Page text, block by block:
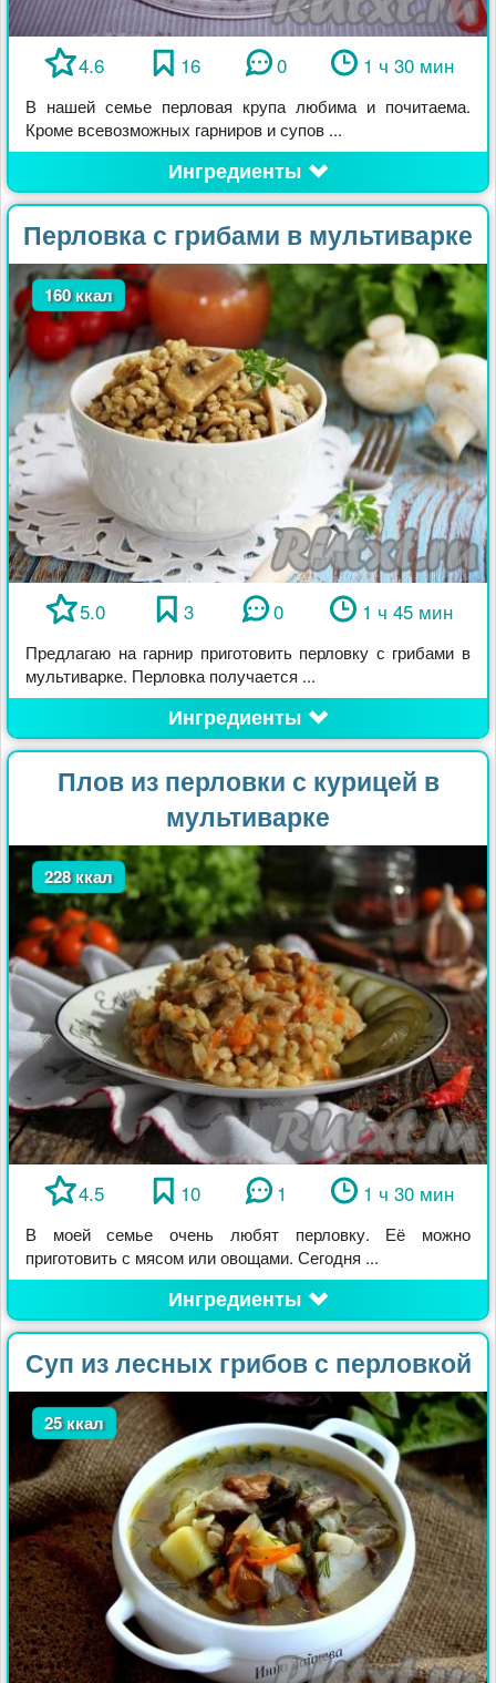
4.6 16 0 1 ч 30 мин
В нашей семье перловая крупа любима и почитаема.
Кроме всевозможных гарниров и супов ...
Ингредиенты
Перловка с грибами в мультиварке
160 ккал
5.0 3 0 1 ч 45 мин
Предлагаю на гарнир приготовить перловку с грибами в
мультиварке. Перловка получается ...
Ингредиенты
Плов из перловки с курицей в
мультиварке
228 ккал
4.5 10 1 1 ч 30 мин
В моей семье очень любят перловку. Её можно
приготовить с мясом или овощами. Сегодня ...
Ингредиенты
Суп из лесных грибов с перловкой
25 ккал